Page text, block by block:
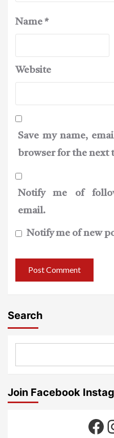
Name *
Website
Save my name,
browser for the next
Notify me of
email.
Notify me of new
Search
Join Facebook